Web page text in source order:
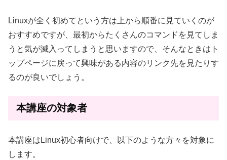
Linuxが全く初めてという方は上から順番に見ていくのが
おすすめですが、最初からたくさんのコマンドを見てしま
うと気が滅入ってしまうと思いますので、そんなときはト
ップページに戻って興味がある内容のリンク先を見たりす
るのが良いでしょう。
本講座の対象者
本講座はLinux初心者向けで、以下のような方々を対象に
します。